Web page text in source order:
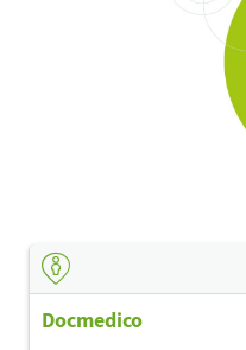
Docmedico